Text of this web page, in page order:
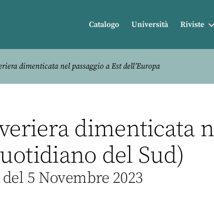
Catalogo Università Riviste
dimenticata nel passaggio a Est dell’Europa
dimenticata
del Sud)
5 Novembre 2023